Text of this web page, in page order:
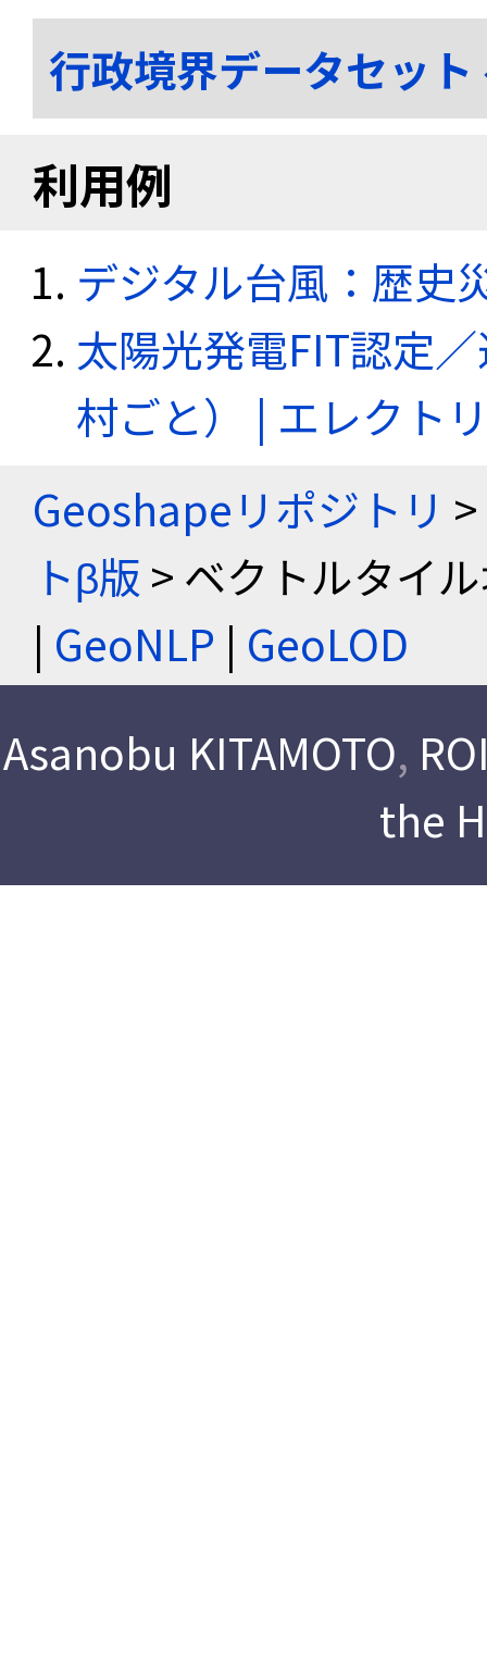
行政境界データセッ
利用例
デジタル台風：歴史
太陽光発電FIT認定
村ごと） | エレクト
Geoshapeリポジトリ >
トβ版 > ベクトルタイ
| GeoNLP | GeoLOD
Asanobu KITAMOTO,
the